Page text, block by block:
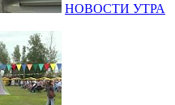
НОВОСТИ УТРА